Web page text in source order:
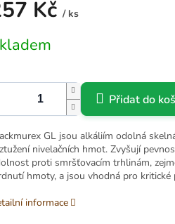
Kč / ks
Přidat do
GL jsou alkáliím odolná
nivelačních hmot. Zvyšují
proti smršťovacím trhlinám,
hmoty, a jsou vhodná pro kritické
informace